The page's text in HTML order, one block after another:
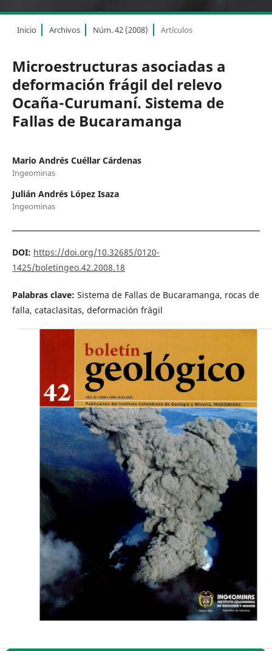
Inicio Archivos Núm. 42 (2008) Artículos
Microestructuras asociadas a
deformación frágil del relevo
Ocaña-Curumaní. Sistema de
Fallas de Bucaramanga
Mario Andrés Cuéllar Cárdenas
Ingeominas
Julián Andrés López Isaza
Ingeominas
DOI: https://doi.org/10.32685/0120-
1425/boletingeo.42.2008.18
Palabras clave: Sistema de Fallas de Bucaramanga, rocas de
falla, cataclasitas, deformación frágil